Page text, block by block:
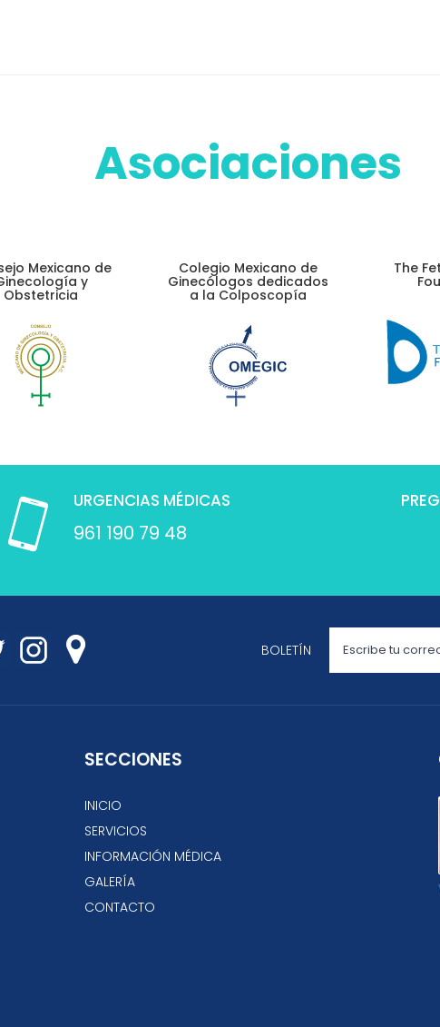
Asociaciones
Mexicano de
y
Obstetricia
Colegio Mexicano de
Ginecólogos dedicados
a la Colposcopía
The
URGENCIAS MÉDICAS
961 190 79 48
BOLETÍN
SECCIONES
INICIO
SERVICIOS
INFORMACIÓN MÉDICA
GALERÍA
CONTACTO